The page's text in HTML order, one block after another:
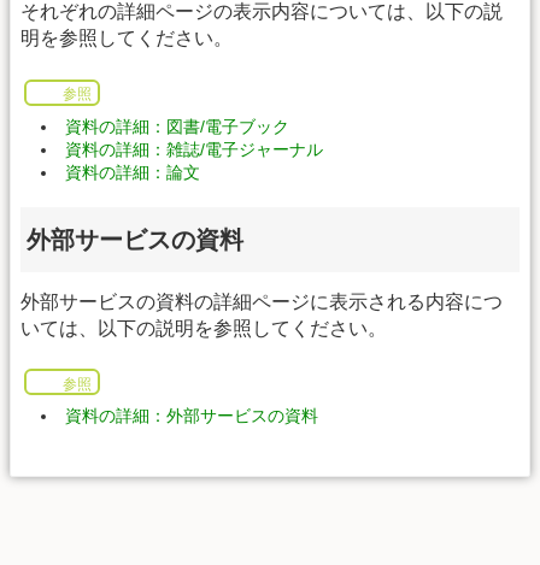
それぞれの詳細ページの表示内容については、以下の説
明を参照してください。
参照
資料の詳細：図書/電子ブック
資料の詳細：雑誌/電子ジャーナル
資料の詳細：論文
外部サービスの資料
外部サービスの資料の詳細ページに表示される内容につ
いては、以下の説明を参照してください。
参照
資料の詳細：外部サービスの資料